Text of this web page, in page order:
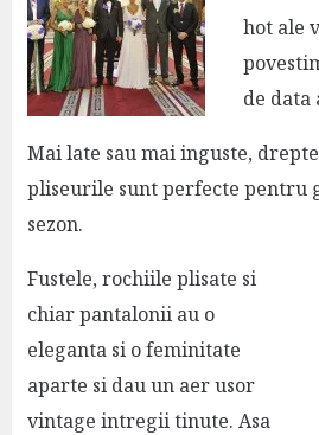
hot ale
de data
Mai late sau mai inguste,
pliseurile sunt perfecte pentru
sezon.
Fustele, rochiile plisate si
chiar pantalonii au o
eleganta si o feminitate
aparte si dau un aer usor
vintage intregii tinute. Asa